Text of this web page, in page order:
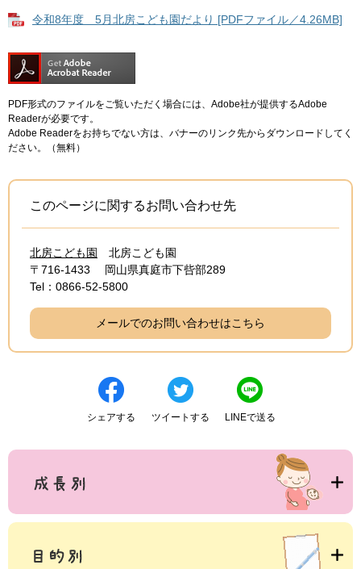
令和8年度 5月北房こども園だより [PDFファイル／4.26MB]
PDF形式のファイルをご覧いただく場合には、Adobe社が提供するAdobe
Readerが必要です。
Adobe Readerをお持ちでない方は、バナーのリンク先からダウンロードしてく
ださい。（無料）
このページに関するお問い合わせ先
北房こども園
北房こども園
〒716-1433
岡山県真庭市下呰部289
Tel：0866-52-5800
メールでのお問い合わせはこちら
シェアする ツイートする LINEで送る